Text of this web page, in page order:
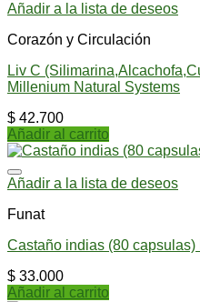
Añadir a la lista de deseos
Corazón y Circulación
Liv C
Millenium Natural Systems
$ 42.700
Añadir al carrito
Añadir a la lista de deseos
Funat
Castaño indias (80 capsulas)
$ 33.000
Añadir al carrito